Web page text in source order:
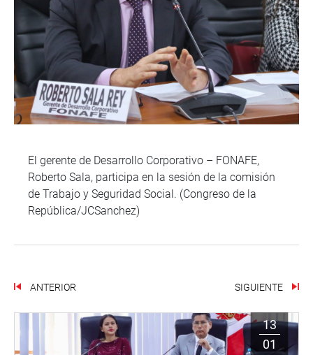
El gerente de Desarrollo Corporativo – FONAFE,
Roberto Sala, participa en la sesión de la comisión
de Trabajo y Seguridad Social. (Congreso de la
República/JCSanchez)
ANTERIOR SIGUIENTE
13
01